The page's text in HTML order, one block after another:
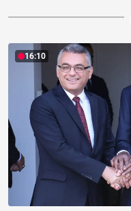
16:10